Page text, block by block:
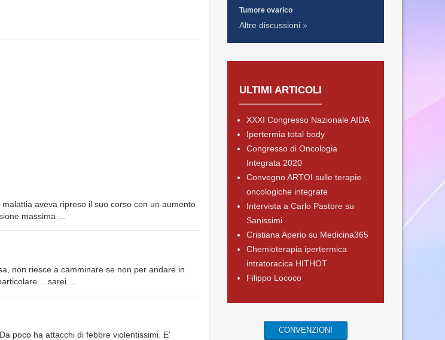
aveva ripreso il suo corso con un aumento
massima ...
non riesce a camminare se non per andare in
...
. Da poco ha attacchi di febbre violentissimi. E'
Tumore ovarico
Altre discussioni »
ULTIMI ARTICOLI
XXXI Congresso Nazionale AIDA
Ipertermia total body
Congresso di Oncologia
Integrata 2020
Convegno ARTOI sulle terapie
oncologiche integrate
Intervista a Carlo Pastore su
Sanissimi
Cristiana Aperio su Medicina365
Chemioterapia ipertermica
intratoracica HITHOT
Filippo Lococo
CONVENZIONI